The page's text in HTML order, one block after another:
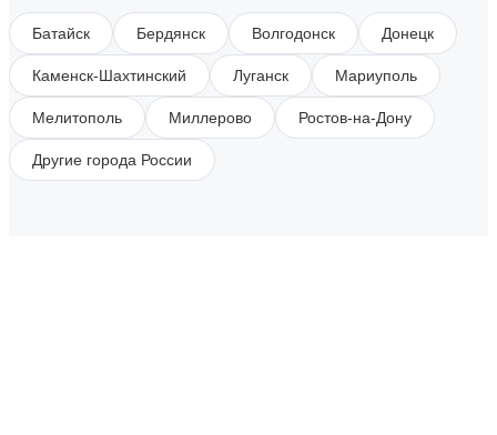
Батайск Бердянск Волгодонск Донецк
Каменск-Шахтинский Луганск Мариуполь
Мелитополь Миллерово Ростов-на-Дону
Другие города России